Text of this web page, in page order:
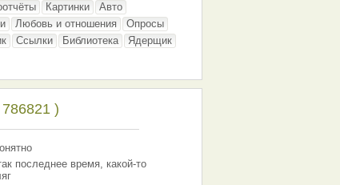
Картинки
Авто
Любовь и отношения
Опросы
Ссылки Библиотека
Ядерщик
)
последнее время, какой-то